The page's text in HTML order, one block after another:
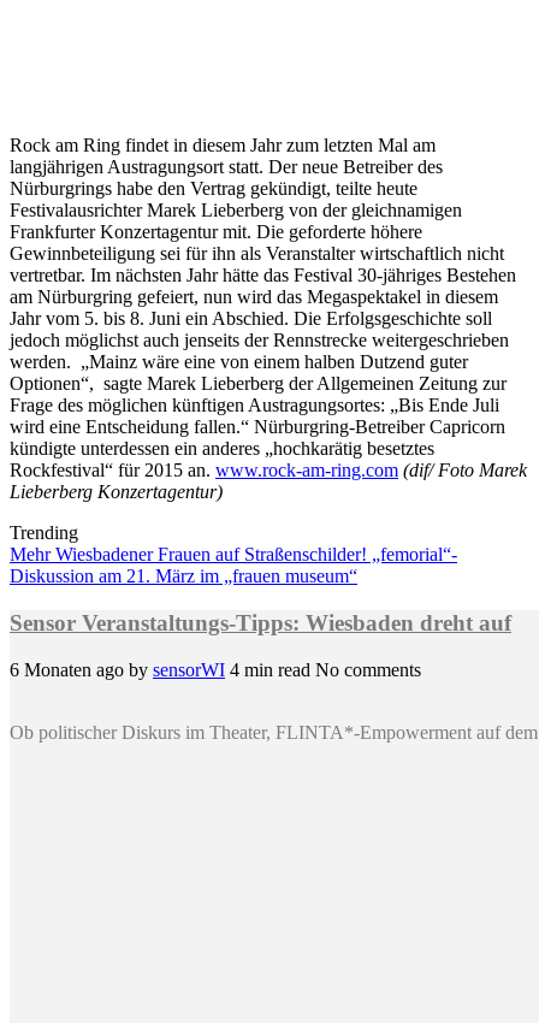
Rock am Ring findet in diesem Jahr zum letzten Mal am
langjährigen Austragungsort statt. Der neue Betreiber des
Nürburgrings habe den Vertrag gekündigt, teilte heute
Festivalausrichter Marek Lieberberg von der gleichnamigen
Frankfurter Konzertagentur mit. Die geforderte höhere
Gewinnbeteiligung sei für ihn als Veranstalter wirtschaftlich nicht
vertretbar. Im nächsten Jahr hätte das Festival 30-jähriges Bestehen
am Nürburgring gefeiert, nun wird das Megaspektakel in diesem
Jahr vom 5. bis 8. Juni ein Abschied. Die Erfolgsgeschichte soll
jedoch möglichst auch jenseits der Rennstrecke weitergeschrieben
werden. „Mainz wäre eine von einem halben Dutzend guter
Optionen“, sagte Marek Lieberberg der Allgemeinen Zeitung zur
Frage des möglichen künftigen Austragungsortes: „Bis Ende Juli
wird eine Entscheidung fallen.“ Nürburgring-Betreiber Capricorn
kündigte unterdessen ein anderes „hochkarätig besetztes
Rockfestival“ für 2015 an. www.rock-am-ring.com (dif/ Foto Marek
Lieberberg Konzertagentur)
Trending
Mehr Wiesbadener Frauen auf Straßenschilder! „femorial“-
Diskussion am 21. März im „frauen museum“
Sensor Veranstaltungs-Tipps: Wiesbaden dreht auf
6 Monaten ago by sensorWI 4 min read No comments
Ob politischer Diskurs im Theater, FLINTA*-Empowerment auf